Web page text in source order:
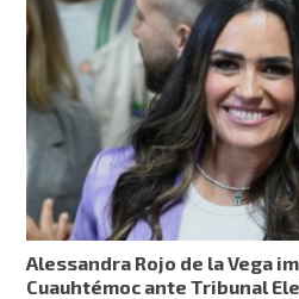
Alessandra Rojo de la Vega
Cuauhtémoc ante Tribunal